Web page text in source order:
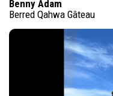
Benny Adam
Berred Qahwa Gâteau